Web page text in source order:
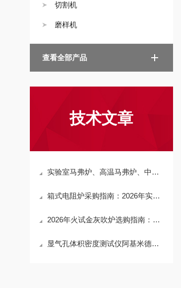
切割机
磨样机
查看全部产品
技术文章
实验室马弗炉、高温马弗炉、中温马弗炉热销排行榜：2026国产品牌优选，河南铭创凭硬核实力上榜
箱式电阻炉采购指南：2026年实力源头厂商深度评测，型号全、性能稳、价格优
2026年火试金灰吹炉选购指南：科研级与工业级设备差异解析，助你精准选型不踩坑
显气孔体积密度测试仪阿基米德检测原理、真空饱和系统与耐火材料检测实操技术说明